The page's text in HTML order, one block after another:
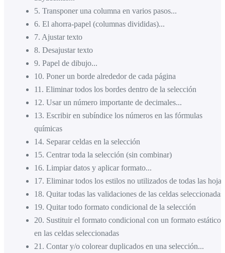
5. Transponer una columna en varios pasos...
6. El ahorra-papel (columnas divididas)...
7. Ajustar texto
8. Desajustar texto
9. Papel de dibujo...
10. Poner un borde alrededor de cada página
11 . Eliminar todos los bordes dentro de la selección
12. Usar un número importante de decimales...
13. Escribir en subíndice los números en las fórmulas
químicas
14. Separar celdas en la selección
15. Centrar toda la selección (sin combinar)
16. Limpiar datos y aplicar formato...
17. Eliminar todos los estilos no utilizados de todas las hojas
18. Quitar todas las validaciones de las celdas seleccionadas
19. Quitar todo formato condicional de la selección
20. Sustituir el formato condicional con un formato estático
en las celdas seleccionadas
21 . Contar y/o colorear duplicados en una selección...